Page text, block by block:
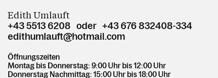
Edith Umlauft
+43 5513 6208 oder +43 676 832408-334
edithumlauft@hotmail.com
Öffnungszeiten
Montag bis Donnerstag: 9:00 Uhr bis 12:00 Uhr
Donnerstag Nachmittag: 15:00 Uhr bis 18:00 Uhr